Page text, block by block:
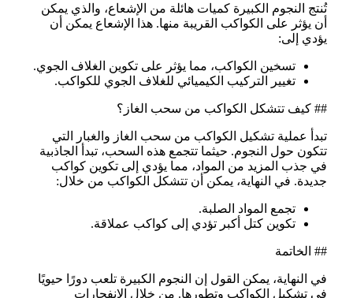
تُنتج النجوم الكبيرة كميات هائلة من الإشعاع، والذي يمكن
أن يؤثر على الكواكب القريبة منها. هذا الإشعاع يمكن أن
يؤدي إلى:
تسخين الكواكب، مما يؤثر على تكوين الغلاف الجوي.
تغيير التركيب الكيميائي للغلاف الجوي للكواكب.
## كيف تتشكل الكواكب من سحب الغاز؟
تبدأ عملية تشكيل الكواكب من سحب الغاز والغبار التي
تتكون حول النجوم. حيثما تتجمع هذه السحب، تبدأ الجاذبية
في جذب المزيد من المواد، مما يؤدي إلى تكوين كواكب
جديدة. في النهاية، يمكن أن تتشكل الكواكب من خلال:
تجمع المواد الصلبة.
تكوين كتل أكبر تؤدي إلى كواكب عملاقة.
## الخاتمة
في النهاية، يمكن القول إن النجوم الكبيرة تلعب دورًا حيويًا
في تشكيل الكواكب وتطورها. من خلال الانفجارات